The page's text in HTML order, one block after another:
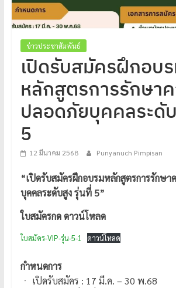
มาตรฐาน
เพื่อ
ทหารผ่านศึก
ไทยข่าวประชาสัมพันธ์
เปิดรับสมัครฝึกอบ
หลักสูตรการรักษา
ปลอดภัยบุคคลระดั
5
12 มีนาคม 2568 Punyanuch Pimpisan
“เปิดรับสมัครฝึกอบรมหลักสูตรการรักษ
บุคคลระดับสูง รุ่นที่ 5”
ใบสมัครกด ดาวน์โหลด
ใบสมัคร-VIP-รุ่น-5-1 ดาวน์โหลด
กำหนดการ
ㆍ เปิดรับสมัคร : 17 มี.ค. – 30 พ.68